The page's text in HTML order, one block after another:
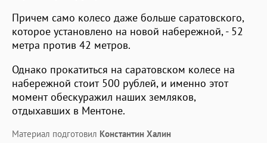
Причем само колесо даже больше саратовского,
которое установлено на новой набережной, - 52
метра против 42 метров.
Однако прокатиться на саратовском колесе на
набережной стоит 500 рублей, и именно этот
момент обескуражил наших земляков,
отдыхавших в Ментоне.
Материал подготовил Константин Халин